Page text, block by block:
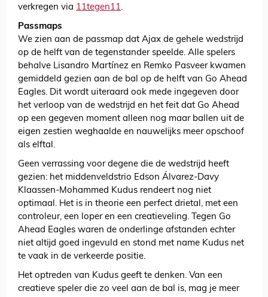
verkregen via 11tegen11.
Passmaps
We zien aan de passmap dat Ajax de gehele wedstrijd
op de helft van de tegenstander speelde. Alle spelers
behalve Lisandro Martínez en Remko Pasveer kwamen
gemiddeld gezien aan de bal op de helft van Go Ahead
Eagles. Dit wordt uiteraard ook mede ingegeven door
het verloop van de wedstrijd en het feit dat Go Ahead
op een gegeven moment alleen nog maar ballen uit de
eigen zestien weghaalde en nauwelijks meer opschoof
als elftal.
Geen verrassing voor degene die de wedstrijd heeft
gezien: het middenveldstrio Edson Álvarez-Davy
Klaassen-Mohammed Kudus rendeert nog niet
optimaal. Het is in theorie een perfect drietal, met een
controleur, een loper en een creatieveling. Tegen Go
Ahead Eagles waren de onderlinge afstanden echter
niet altijd goed ingevuld en stond met name Kudus net
te vaak in de verkeerde positie.
Het optreden van Kudus geeft te denken. Van een
creatieve speler die zo veel aan de bal is, mag je meer